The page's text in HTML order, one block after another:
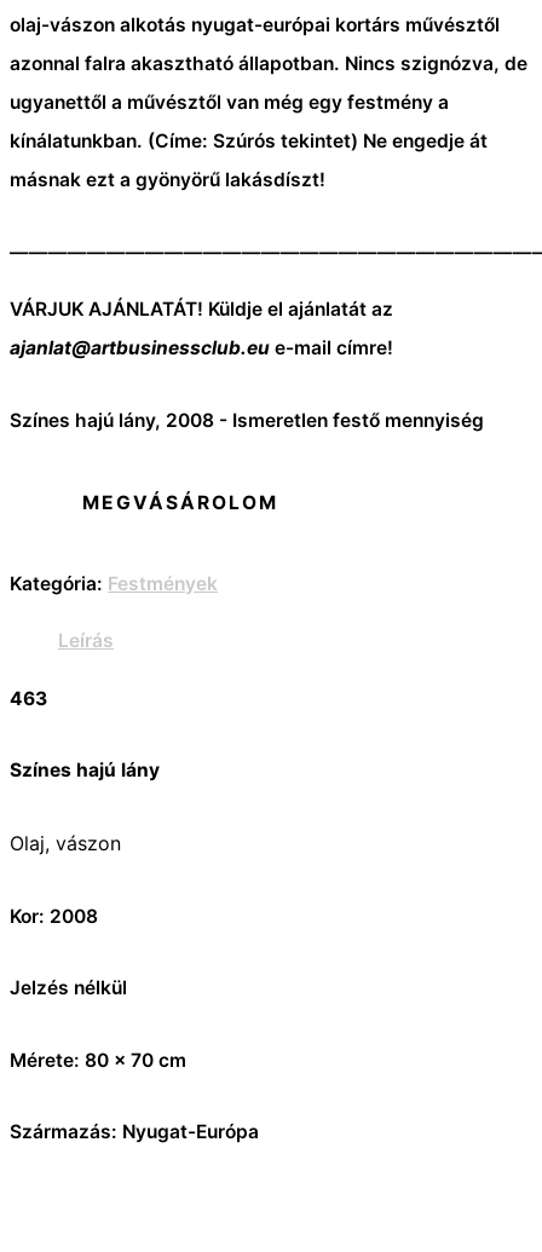
olaj-vászon alkotás nyugat-európai kortárs művésztől
azonnal falra akasztható állapotban. Nincs szignózva, de
ugyanettől a művésztől van még egy festmény a
kínálatunkban. (Címe: Szúrós tekintet) Ne engedje át
másnak ezt a gyönyörű lakásdíszt!
VÁRJUK AJÁNLATÁT! Küldje el ajánlatát az
ajanlat@artbusinessclub.eu e-mail címre!
Színes hajú lány, 2008 - Ismeretlen festő mennyiség
MEGVÁSÁROLOM
Kategória: Festmények
Leírás
463
Színes hajú lány
Olaj, vászon
Kor: 2008
Jelzés nélkül
Mérete: 80 x 70 cm
Származás: Nyugat-Európa